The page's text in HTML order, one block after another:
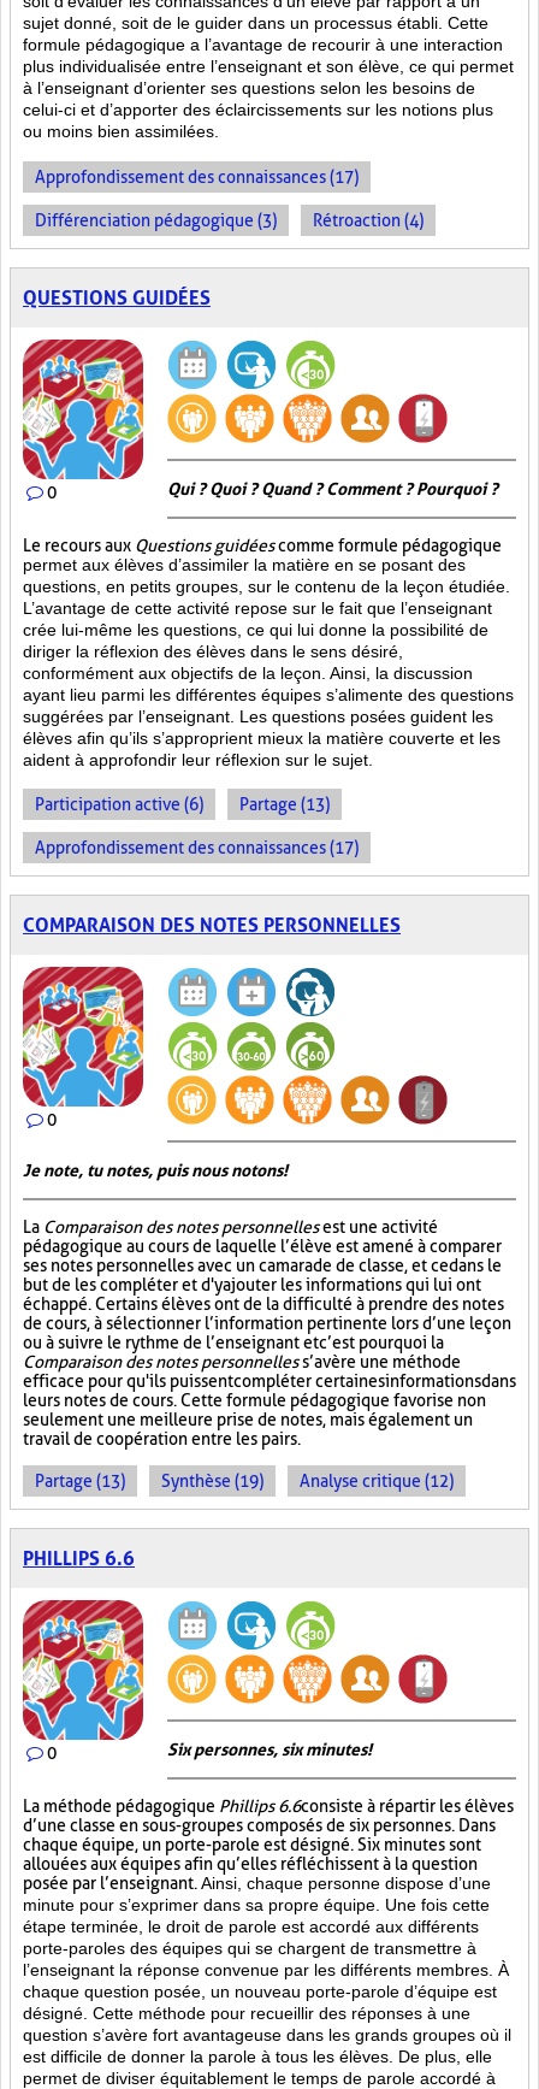
sujet donné, soit de le guider dans un processus établi. Cette
formule pédagogique a l’avantage de recourir à une interaction
plus individualisée entre l’enseignant et son élève, ce qui permet
à l’enseignant d’orienter ses questions selon les besoins de
celui-ci et d’apporter des éclaircissements sur les notions plus
ou moins bien assimilées.
Approfondissement des connaissances (17)
Différenciation pédagogique (3) Rétroaction (4)
QUESTIONS GUIDÉES
0 Qui ? Quoi ? Quand ? Comment ? Pourquoi ?
Le recours aux Questions guidéescomme formule pédagogique
permet aux élèves d’assimiler la matière en se posant des
questions, en petits groupes, sur le contenu de la leçon étudiée.
L’avantage de cette activité repose sur le fait que l’enseignant
crée lui-même les questions, ce qui lui donne la possibilité de
diriger la réflexion des élèves dans le sens désiré,
conformément aux objectifs de la leçon. Ainsi, la discussion
ayant lieu parmi les différentes équipes s’alimente des questions
suggérées par l’enseignant. Les questions posées guident les
élèves afin qu’ils s’approprient mieux la matière couverte et les
aident à approfondir leur réflexion sur le sujet.
Participation active (6) Partage (13)
Approfondissement des connaissances (17)
COMPARAISON DES NOTES PERSONNELLES
0
Je note, tu notes, puis nous notons!
La Comparaison des notes personnellesest une activité
pédagogique au cours de laquelle l’élève est amené à comparer
ses notes personnelles avec un camarade de classe, et ce dans le
but de les compléter et d'y ajouter les informations qui lui ont
échappé. Certains élèves ont de la difficulté à prendre des notes
de cours, à sélectionner l’information pertinente lors d’une leçon
ou à suivre le rythme de l’enseignant et c’est pourquoi la
Comparaison des notes personnelless’avère une méthode
efficace pour qu'ils puissent compléter certaines informations dans
leurs notes de cours. Cette formule pédagogique favorise non
seulement une meilleure prise de notes, mais également un
travail de coopération entre les pairs.
Partage (13) Synthèse (19) Analyse critique (12)
PHILLIPS 6.6
0 Six personnes, six minutes!
La méthode pédagogique Phillips 6.6consiste à répartir les élèves
d’une classe en sous-groupes composés de six personnes. Dans
chaque équipe, un porte-parole est désigné. Six minutes sont
allouées aux équipes afin qu’elles réfléchissent à la question
posée par l’enseignant. Ainsi, chaque personne dispose d’une
minute pour s’exprimer dans sa propre équipe. Une fois cette
étape terminée, le droit de parole est accordé aux différents
porte-paroles des équipes qui se chargent de transmettre à
l’enseignant la réponse convenue par les différents membres. À
chaque question posée, un nouveau porte-parole d’équipe est
désigné. Cette méthode pour recueillir des réponses à une
question s’avère fort avantageuse dans les grands groupes où il
est difficile de donner la parole à tous les élèves. De plus, elle
permet de diviser équitablement le temps de parole accordé à